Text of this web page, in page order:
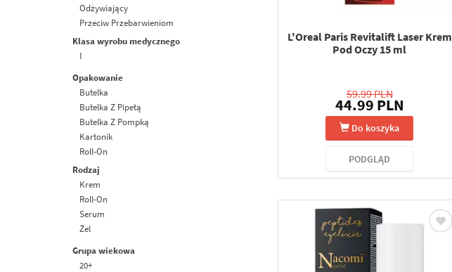
Odżywiający
Przeciw Przebarwieniom
Przeciwstarzeniowy
Redukujący Cienie Pod Oczami
Ujędrniający
Wielozadaniowy
Klasa wyrobu medycznego
I
Opakowanie
Butelka
Butelka Z Pipetą
Butelka Z Pompką
Kartonik
Roll-On
Słoiczek
Tubka
Rodzaj
Krem
Roll-On
Serum
Żel
Grupa wiekowa
20+
L'Oreal Paris Revitalift Laser Krem
Pod Oczy 15 ml
59.99 PLN
44.99 PLN
Do koszyka
PODGLĄD